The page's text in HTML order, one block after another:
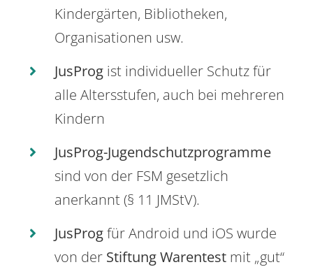
Kindergärten, Bibliotheken,
Organisationen usw.
JusProg ist individueller Schutz für
alle Altersstufen, auch bei mehreren
Kindern
JusProg-Jugendschutzprogramme
sind von der FSM gesetzlich
anerkannt (§ 11 JMStV).
JusProgfür Android und iOS wurde
von der Stiftung Warentest mit „gut“